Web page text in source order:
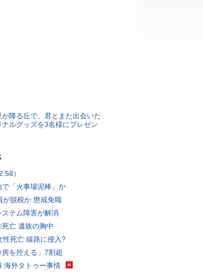
降る丘で、君とまた出会いた
ナルグッズを3名様にプレゼン
）
「火事場泥棒」か
が脱税か 懲戒免職
ステム障害が解消
亡 遺族の胸中
性死亡 線路に侵入?
を控える」7割超
海外タトゥー事情